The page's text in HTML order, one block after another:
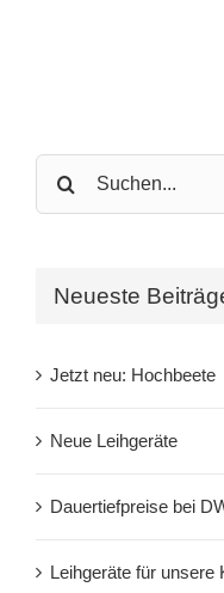
Search
for:
Neueste
Jetzt neu: Hochbeete
Neue Leihgeräte
Dauertiefpreise bei
Leihgeräte für unsere